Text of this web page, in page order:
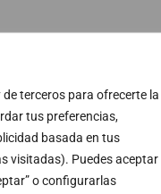
terceros para ofrecerte la
tus preferencias,
basada en tus
visitadas). Puedes aceptar
o configurarlas
entre la
al